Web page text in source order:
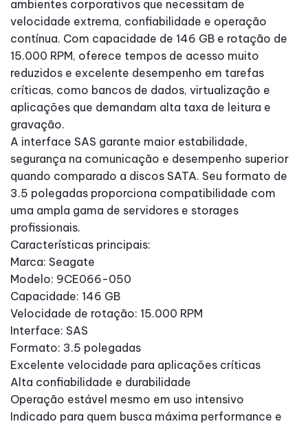
ambientes corporativos que necessitam de
velocidade extrema, confiabilidade e operação
contínua. Com capacidade de 146 GB e rotação de
15.000 RPM, oferece tempos de acesso muito
reduzidos e excelente desempenho em tarefas
críticas, como bancos de dados, virtualização e
aplicações que demandam alta taxa de leitura e
gravação.
A interface SAS garante maior estabilidade,
segurança na comunicação e desempenho superior
quando comparado a discos SATA. Seu formato de
3.5 polegadas proporciona compatibilidade com
uma ampla gama de servidores e storages
profissionais.
Características principais:
Marca: Seagate
Modelo: 9CE066-050
Capacidade: 146 GB
Velocidade de rotação: 15.000 RPM
Interface: SAS
Formato: 3.5 polegadas
Excelente velocidade para aplicações críticas
Alta confiabilidade e durabilidade
Operação estável mesmo em uso intensivo
Indicado para quem busca máxima performance e